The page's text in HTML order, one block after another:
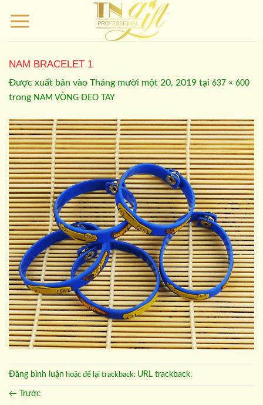
qua
NAM BRACELET 1
Được xuất bản vào Tháng mười một 20, 2019 tại 637 × 600
trong NAM VÒNG ĐEO TAY
Đăng bình luận hoặc để lại trackback: URL trackback.
← Trước